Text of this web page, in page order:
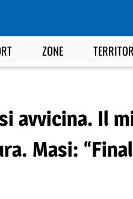
ZONE
avvicina. Il
Masi: